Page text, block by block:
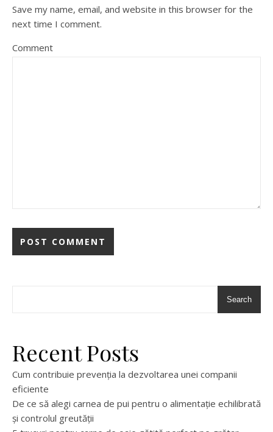
Save my name, email, and website in this browser for the
next time I comment.
Comment
Search
Recent Posts
Cum contribuie prevenția la dezvoltarea unei companii
eficiente
De ce să alegi carnea de pui pentru o alimentație echilibrată
și controlul greutății